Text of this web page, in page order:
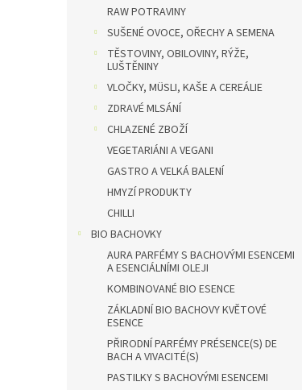
RAW POTRAVINY
SUŠENÉ OVOCE, OŘECHY A SEMENA
TĚSTOVINY, OBILOVINY, RÝŽE,
LUŠTĚNINY
VLOČKY, MÜSLI, KAŠE A CEREÁLIE
ZDRAVÉ MLSÁNÍ
CHLAZENÉ ZBOŽÍ
VEGETARIÁNI A VEGANI
GASTRO A VELKÁ BALENÍ
HMYZÍ PRODUKTY
CHILLI
BIO BACHOVKY
AURA PARFÉMY S BACHOVÝMI ESENCEMI
A ESENCIÁLNÍMI OLEJI
KOMBINOVANÉ BIO ESENCE
ZÁKLADNÍ BIO BACHOVY KVĚTOVÉ
ESENCE
PŘIRODNÍ PARFÉMY PRÉSENCE(S) DE
BACH A VIVACITÉ(S)
PASTILKY S BACHOVÝMI ESENCEMI